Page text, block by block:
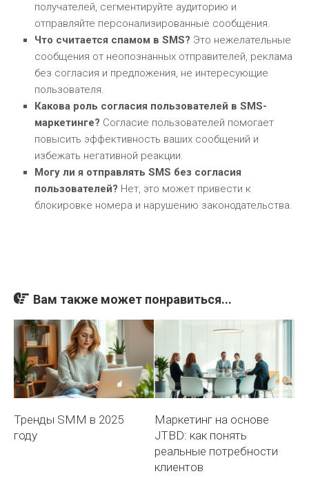
получателей, сегментируйте аудиторию и
отправляйте персонализированные сообщения.
Что считается спамом в SMS? Это нежелательные
сообщения от неопознанных отправителей, реклама
без согласия и предложения, не интересующие
пользователя.
Какова роль согласия пользователей в SMS-
маркетинге? Согласие пользователей помогает
повысить эффективность ваших сообщений и
избежать негативной реакции.
Могу ли я отправлять SMS без согласия
пользователей? Нет, это может привести к
блокировке номера и нарушению законодательства.
Вам также может понравиться...
Тренды SMM в 2025
году
Маркетинг на основе
JTBD: как понять
реальные потребности
клиентов